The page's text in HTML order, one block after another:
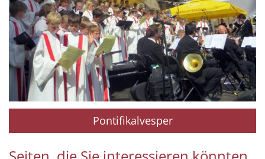
Pontifikalvesper